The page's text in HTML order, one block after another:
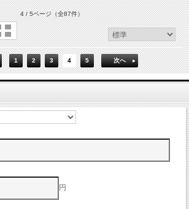
4 / 5ページ（全87件）
1 2 3 4 5 次へ
円